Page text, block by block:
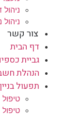
ניהול
ניהול
צור קשר
דף הבית
גביית
הנהלת
תפעול בניין
טיפול